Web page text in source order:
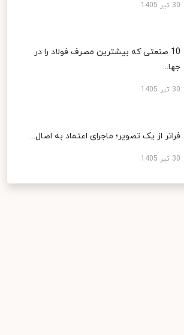
30 تیر 1405
10 صنعتی که بیشترین مصرف فولاد را در
جها...
30 تیر 1405
فراتر از یک تصویر؛ ماجرای اعتماد به اصال...
30 تیر 1405